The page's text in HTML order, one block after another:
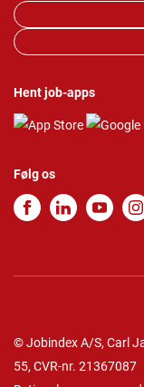
Hent job-apps
Følg os
© Jobindex A/S, Carl
55, CVR-nr. 21367087